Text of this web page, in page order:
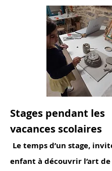
Stages pendant les
vacances scolaires
Le temps d’un stage,
enfant à découvrir l’art